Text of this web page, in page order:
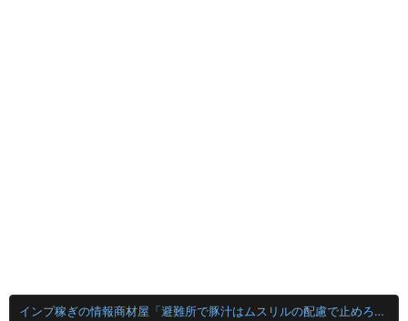
インプ稼ぎの情報商材屋「避難所で豚汁はムスリルの配慮で止めろって言われた」釣られたウヨ「何！許さん！」17万いいね